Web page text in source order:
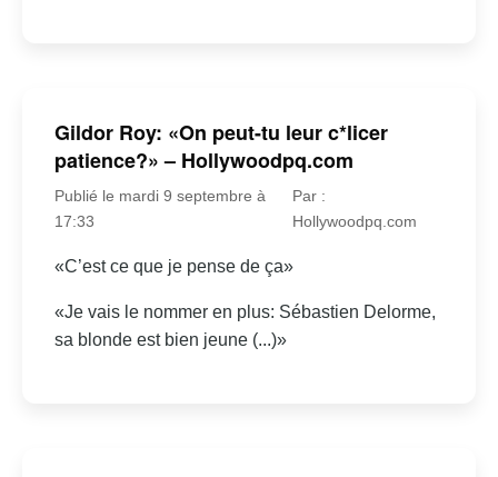
Gildor Roy: «On peut-tu leur c*licer
patience?» – Hollywoodpq.com
Publié le mardi 9 septembre à
17:33
Par :
Hollywoodpq.com
«C’est ce que je pense de ça»
«Je vais le nommer en plus: Sébastien Delorme,
sa blonde est bien jeune (...)»